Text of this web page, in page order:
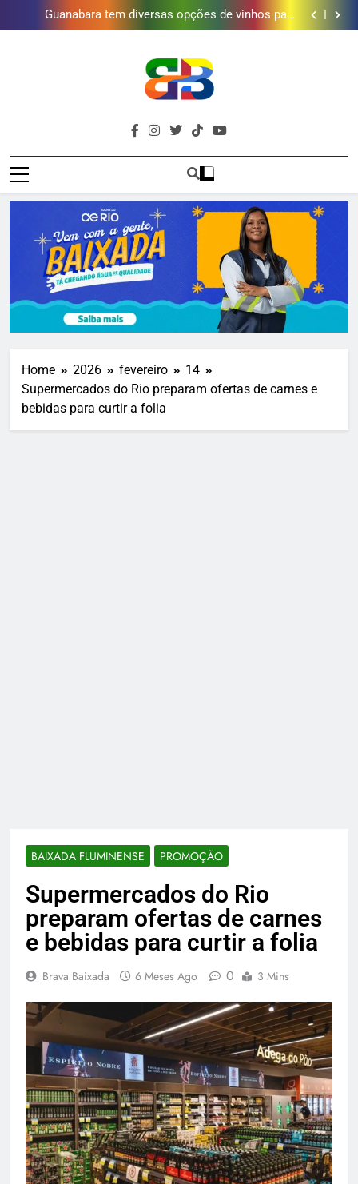
de água por ano na Baixada Fluminense
Guanabara tem diversas opções de vinhos para
presentear o seu pai. Descubra como escolher o que
Gastro Samba reúne Nosso Sentimento e Gustavo
vinho em campanha de Dia dos Pais
Obra garante a preservação de 190 milhões de litros
de água por ano na Baixada Fluminense
Guanabara tem diversas opções de vinhos para
presentear o seu pai. Descubra como escolher o que
mais combina com ele
Gastro Samba reúne Nosso Sentimento e Gustavo
Lins em Nova Iguaçu neste fim de semana
Shopping Grande Rio sorteia MacBook e oferece
de água por ano na Baixada Fluminense
Brava
Baixada
Baixada Fluminense Em Destaque!
Home 2026 fevereiro
14
Supermercados do Rio preparam ofertas de carnes e
bebidas para curtir a folia
BAIXADA FLUMINENSE PROMOÇÃO
Supermercados do Rio
preparam ofertas de carnes
e bebidas para curtir a folia
Brava Baixada 6 Meses Ago 0 3 Mins